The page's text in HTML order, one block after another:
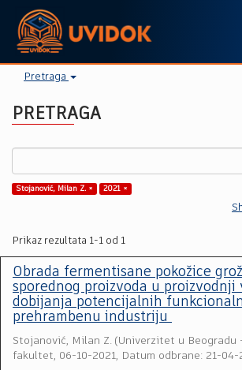
Pretraga
PRETRAGA
Stojanović, Milan Z. × 2021 ×
Prikaz rezultata 1-1 od 1
Obrada fermentisane pokožice
sporednog proizvoda u proizvodnji
dobijanja potencijalnih
prehrambenu industriju
Stojanović, Milan Z. (Univerzitet u Beogradu
fakultet, 06-10-2021, Datum odbrane: 21-04-